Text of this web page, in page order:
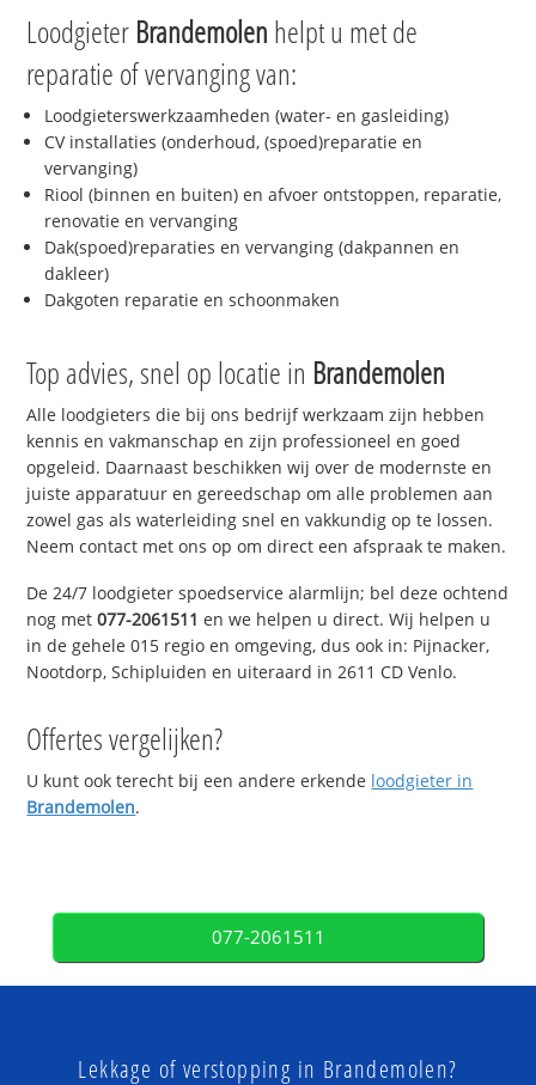
Loodgieter Brandemolen helpt u met de
reparatie of vervanging van:
Loodgieterswerkzaamheden (water- en gasleiding)
CV installaties (onderhoud, (spoed)reparatie en
vervanging)
Riool (binnen en buiten) en afvoer ontstoppen, reparatie,
renovatie en vervanging
Dak(spoed)reparaties en vervanging (dakpannen en
dakleer)
Dakgoten reparatie en schoonmaken
Top advies, snel op locatie in Brandemolen
Alle loodgieters die bij ons bedrijf werkzaam zijn hebben
kennis en vakmanschap en zijn professioneel en goed
opgeleid. Daarnaast beschikken wij over de modernste en
juiste apparatuur en gereedschap om alle problemen aan
zowel gas als waterleiding snel en vakkundig op te lossen.
Neem contact met ons op om direct een afspraak te maken.
De 24/7 loodgieter spoedservice alarmlijn; bel deze ochtend
nog met077-2061511 en we helpen u direct. Wij helpen u
in de gehele 015 regio en omgeving, dus ook in: Pijnacker,
Nootdorp, Schipluiden en uiteraard in 2611 CD Venlo.
Offertes vergelijken?
U kunt ook terecht bij een andere erkende loodgieter in
Brandemolen.
077-2061511
Lekkage of verstopping in Brandemolen?